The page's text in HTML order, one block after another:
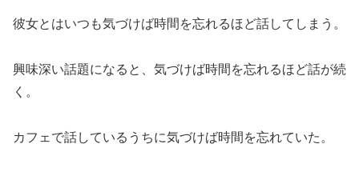
彼女とはいつも気づけば時間を忘れるほど話してしまう。
興味深い話題になると、気づけば時間を忘れるほど話が続
く。
カフェで話しているうちに気づけば時間を忘れていた。